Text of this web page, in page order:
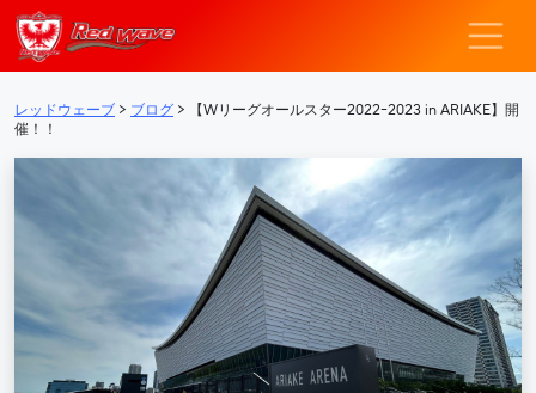
メインナビゲーション
レッドウェー
レッドウェーブ > ブログ >
【Wリーグオールスター2022ｰ2023 in ARIAKE】開
催！！